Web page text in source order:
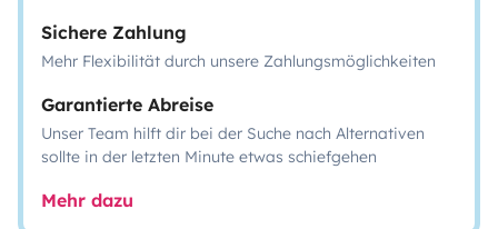
Sichere Zahlung
Mehr Flexibilität durch unsere Zahlungsmöglichkeiten
Garantierte Abreise
Unser Team hilft dir bei der Suche nach Alternativen
sollte in der letzten Minute etwas schiefgehen
Mehr dazu